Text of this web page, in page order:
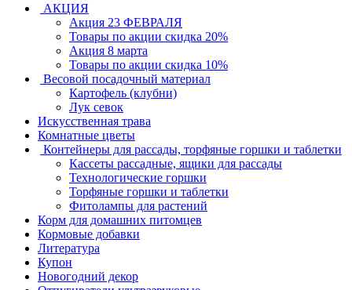
АКЦИЯ
Акция 23 ФЕВРАЛЯ
Товары по акции скидка 20%
Акция 8 марта
Товары по акции скидка 10%
Весовой посадочный материал
Картофель (клубни)
Лук севок
Искусственная трава
Комнатные цветы
Контейнеры для рассады, торфяные горшки и таблетки
Кассеты рассадные, ящики для рассады
Технологические горшки
Торфяные горшки и таблетки
Фитолампы для растений
Корм для домашних питомцев
Кормовые добавки
Литература
Купон
Новогодний декор